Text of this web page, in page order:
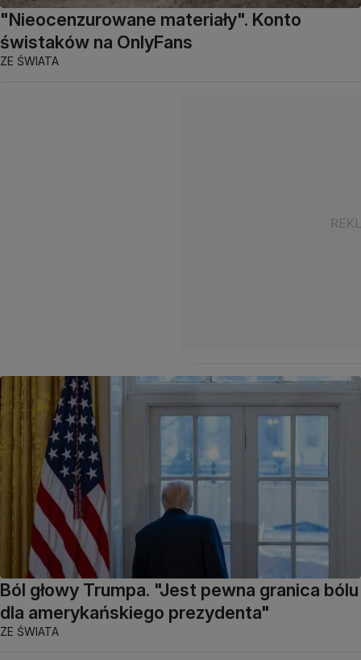
"Nieocenzurowane materiały". Konto
świstaków na OnlyFans
ZE ŚWIATA
Ból głowy Trumpa. "Jest pewna granica bólu
dla amerykańskiego prezydenta"
ZE ŚWIATA